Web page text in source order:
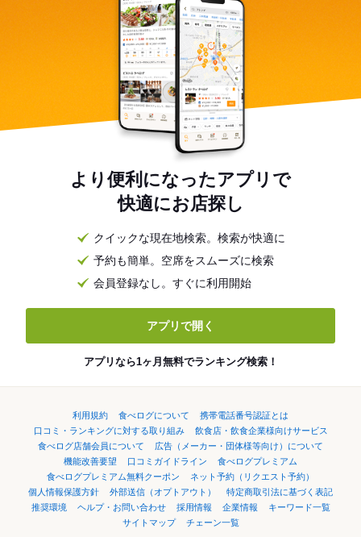
より便利になったアプリで
快適にお店探し
クイックな現在地検索。検索が快適に
予約も簡単。空席をスムーズに検索
会員登録なし。すぐに利用開始
アプリで開く
アプリなら1ヶ月無料でランキング検索！
利用規約 食べログについて
携帯電話番号認証とは
口コミ・ランキングに対する取り組み
飲食店・飲食企業様向けサービス
食べログ店舗会員について
広告（メーカー・団体様等向け）について
機能改善要望
口コミガイドライン
食べログプレミアム
食べログプレミアム無料クーポン
ネット予約（リクエスト予約）
個人情報保護方針
外部送信（オプトアウト）
特定商取引法に基づく表記
推奨環境
ヘルプ・お問い合わせ 採用情報 企業情報
キーワード一覧
サイトマップ
チェーン一覧